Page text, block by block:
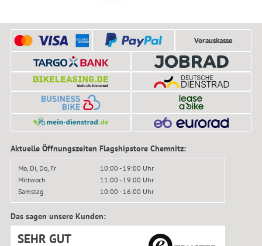
Vorauskasse
Aktuelle Öffnungszeiten Flagshipstore Chemnitz:
Mo, Di, Do, Fr
10:00 - 19:00 Uhr
Mittwoch
11:00 - 19:00 Uhr
Samstag
10:00 - 16:00 Uhr
Das sagen unsere Kunden:
SEHR GUT